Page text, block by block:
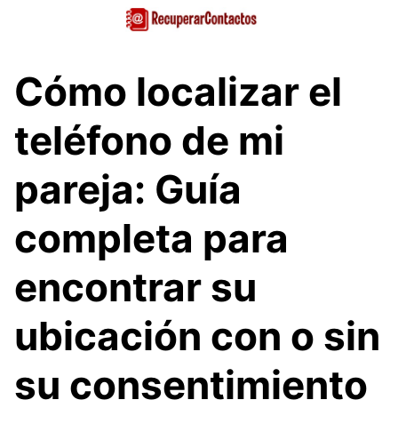
Cómo localizar el
teléfono de mi
pareja: Guía
completa para
encontrar su
ubicación con o sin
su consentimiento